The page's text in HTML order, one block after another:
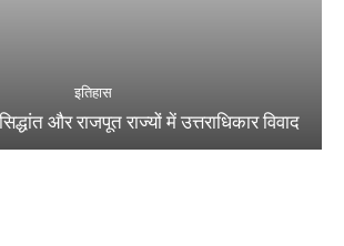
इतिहास
और राजपूत राज्यों में उत्तराधिकार विवाद